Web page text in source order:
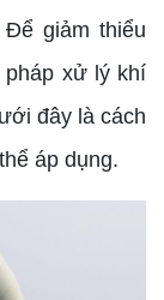
giảm thiểu
pháp xử lý khí
đây là cách
áp dụng.